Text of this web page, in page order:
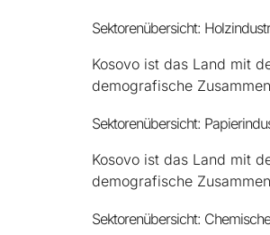
Sektorenübersicht:
Kosovo ist das Land mit
demografische
Sektorenübersicht:
Kosovo ist das Land mit
demografische
Sektorenübersicht: